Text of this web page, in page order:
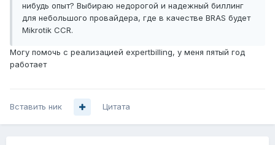
нибудь опыт? Выбираю недорогой и надежный биллинг
для небольшого провайдера, где в качестве BRAS будет
Mikrotik CCR.
Могу помочь с реализацией expertbilling, у меня пятый год
работает
Вставить ник Цитата